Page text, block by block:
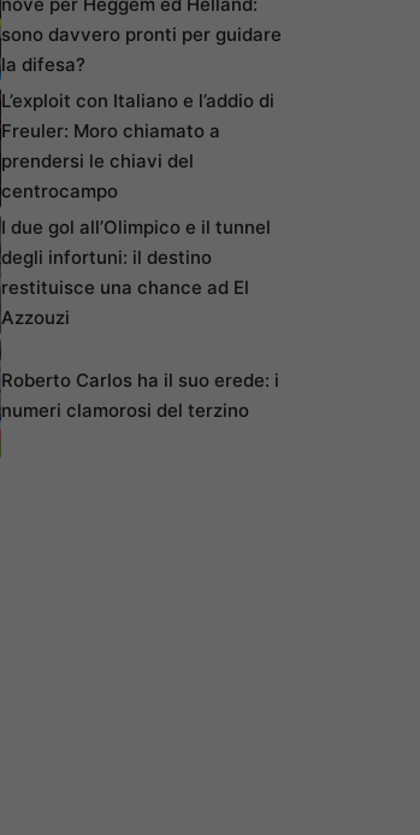
sono davvero pronti per guidare
la difesa?
L’exploit con Italiano e l’addio di
Freuler: Moro chiamato a
prendersi le chiavi del
centrocampo
I due gol all’Olimpico e il tunnel
degli infortuni: il destino
restituisce una chance ad El
Azzouzi
Roberto Carlos ha il suo erede: i
numeri clamorosi del terzino